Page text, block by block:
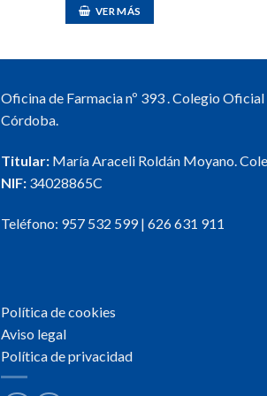
VER MÁS
Oficina de Farmacia nº 393 . Colegio
Córdoba.
Titular: María Araceli Roldán Moyano.
NIF: 34028865C
Teléfono: 957 532 599| 626 631 911
Política de cookies
Aviso legal
Política de privacidad